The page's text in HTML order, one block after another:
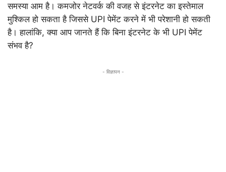
समस्या आम है। कमजोर नेटवर्क की वजह से इंटरनेट का इस्तेमाल
मुश्किल हो सकता है जिससे UPI पेमेंट करने में भी परेशानी हो सकती
है। हालांकि, क्या आप जानते हैं कि बिना इंटरनेट के भी UPI पेमेंट
संभव है?
- विज्ञापन -